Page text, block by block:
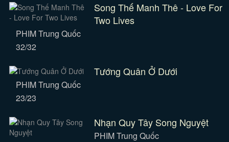
Song Thế Manh Thê - Love For
Two Lives
PHIM Trung Quốc
32/32
Tướng Quân Ở Dưới
PHIM Trung Quốc
23/23
Nhạn Quy Tây Song Nguyệt
PHIM Trung Quốc